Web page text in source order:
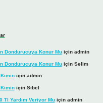
Dondurucuya Konur Muiçin admin
Dondurucuya Konur Muiçin Selim
Kiminiçin admin
Kiminiçin Sibel
Tl Yardım Veriyor Muiçin admin